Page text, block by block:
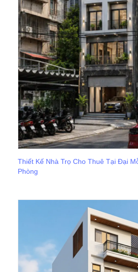
Thiết Kế Nhà Trọ Cho Thuê Tại Đại
Phòng